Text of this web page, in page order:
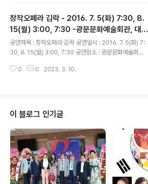
창작오페라 김락 - 2016. 7. 5(화) 7:30, 8.
15(월) 3:00, 7:30 -광문문화예술회관, 대구
오페라하우스
공연제목 : 창작오페라 김락 공연일시 : 2016. 7. 5(화) 7:
30, 8. 15(월) 3:00, 7:30 공연장소 : 광문문화예술회관,
0 0 2023. 3. 10.
이 블로그 인기글